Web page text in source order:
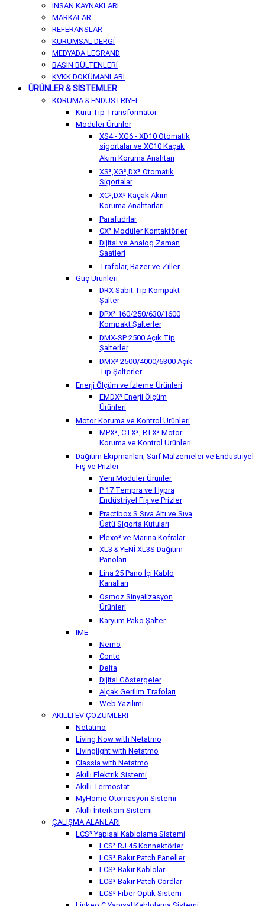
İNSAN KAYNAKLARI
MARKALAR
REFERANSLAR
KURUMSAL DERGİ
MEDYADA LEGRAND
BASIN BÜLTENLERİ
KVKK DOKÜMANLARI
ÜRÜNLER & SİSTEMLER
KORUMA & ENDÜSTRİYEL
Kuru Tip Transformatör
Modüler Ürünler
XS4 - XG6 - XD10 Otomatik
sigortalar ve XC10 Kaçak
Akım Koruma Anahtarı
XS³,XG³,DX³ Otomatik
Sigortalar
XC³,DX³ Kaçak Akım
Koruma Anahtarları
Parafudrlar
CX³ Modüler Kontaktörler
Dijital ve Analog Zaman
Saatleri
Trafolar, Bazer ve Ziller
Güç Ürünleri
DRX Sabit Tip Kompakt
Şalter
DPX³ 160/250/630/1600
Kompakt Şalterler
DMX-SP 2500 Açık Tip
Şalterler
DMX³ 2500/4000/6300 Açık
Tip Şalterler
Enerji Ölçüm ve İzleme Ürünleri
EMDX³ Enerji Ölçüm
Ürünleri
Motor Koruma ve Kontrol Ürünleri
MPX³, CTX³, RTX³ Motor
Koruma ve Kontrol Ürünleri
Dağıtım Ekipmanları, Sarf Malzemeler ve Endüstriyel
Fiş ve Prizler
Yeni Modüler Ürünler
P 17 Tempra ve Hypra
Endüstriyel Fiş ve Prizler
Practibox S Sıva Altı ve Sıva
Üstü Sigorta Kutuları
Plexo³ ve Marina Kofralar
XL3 & YENİ XL3S Dağıtım
Panoları
Lina 25 Pano İçi Kablo
Kanalları
Osmoz Sinyalizasyon
Ürünleri
Karyum Pako Şalter
IME
Nemo
Conto
Delta
Dijital Göstergeler
Alçak Gerilim Trafoları
Web Yazılımı
AKILLI EV ÇÖZÜMLERİ
Netatmo
Living Now with Netatmo
Livinglight with Netatmo
Classia with Netatmo
Akıllı Elektrik Sistemi
Akıllı Termostat
MyHome Otomasyon Sistemi
Akıllı İnterkom Sistemi
ÇALIŞMA ALANLARI
LCS³ Yapısal Kablolama Sistemi
LCS³ RJ 45 Konnektörler
LCS³ Bakır Patch Paneller
LCS³ Bakır Kablolar
LCS³ Bakır Patch Cordlar
LCS³ Fiber Optik Sistem